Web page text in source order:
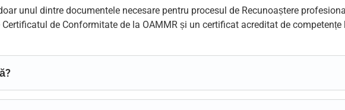
unul dintre documentele necesare pentru procesul de Recunoaștere
de Conformitate de la OAMMR și un certificat acreditat de